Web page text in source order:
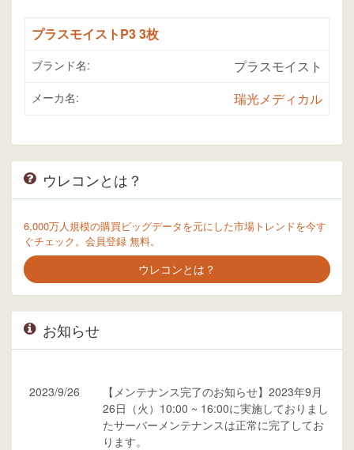
プラスモイストP3 3枚
ブランド名: プラスモイスト
メーカ名: 瑞光メディカル
ウレコンとは？
6,000万人規模の購買ビッグデータを元にした市場トレンドを今す
ぐチェック。会員登録 無料。
ウレコンとは？
お知らせ
2023/9/26
【メンテナンス完了のお知らせ】2023年9月
26日（火）10:00 ~ 16:00に実施しておりまし
たサーバーメンテナンスは正常に完了してお
ります。